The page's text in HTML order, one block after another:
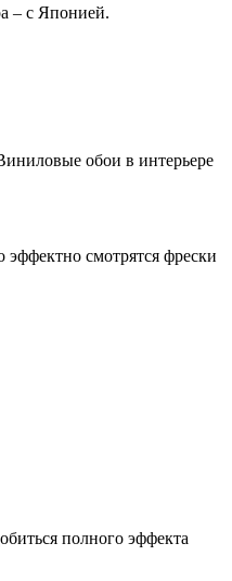
– с Японией.
обои в интерьере
смотрятся фрески
полного эффекта